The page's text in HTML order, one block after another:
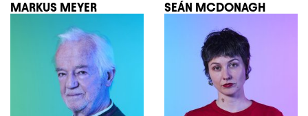
MARKUS MEYER SEÁN MCDONAGH